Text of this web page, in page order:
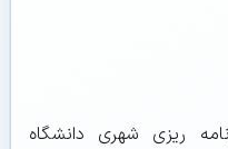
ریزی شهری دانشگاه